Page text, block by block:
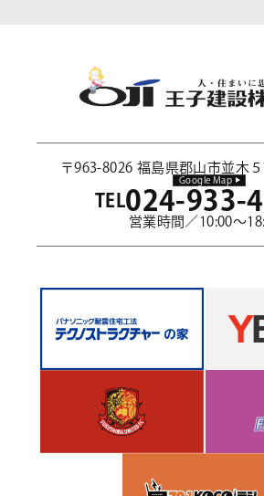
〒963-8026 福島県郡山市並木
Google Map
TEL024-933-
営業時間／10:00～